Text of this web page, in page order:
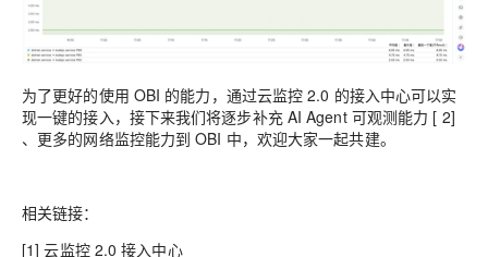
为了更好的使用 OBI 的能力，通过云监控 2.0 的接入中心可以实
现一键的接入，接下来我们将逐步补充 AI Agent 可观测能力 [ 2]
、更多的网络监控能力到 OBI 中，欢迎大家一起共建。
相关链接：
[1] 云监控 2.0 接入中心